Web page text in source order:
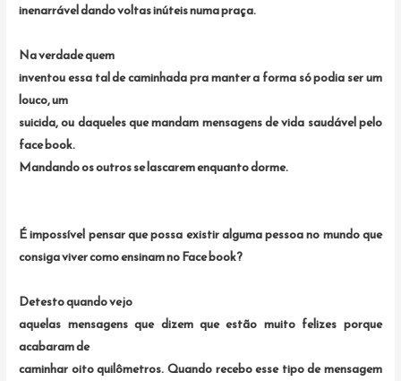
inenarrável dando voltas inúteis numa praça.
Na verdade quem
inventou essa tal de caminhada pra manter a forma só podia ser um
louco, um
suicida, ou daqueles que mandam mensagens de vida saudável pelo
face book.
Mandando os outros se lascarem enquanto dorme.
É impossível pensar que possa existir alguma pessoa no mundo que
consiga viver como ensinam no Face book?
Detesto quando vejo
aquelas mensagens que dizem que estão muito felizes porque
acabaram de
caminhar oito quilômetros. Quando recebo esse tipo de mensagem